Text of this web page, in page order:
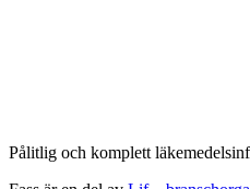
Pålitlig och komplett